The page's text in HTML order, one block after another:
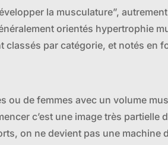
la musculature”,
orientés hypertrophie
classés par catégorie, et notés en
ou de femmes avec un volume
c’est une image très partielle
on ne devient pas une machine